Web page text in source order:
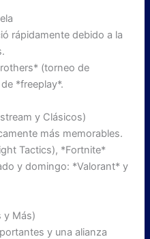
rápidamente debido a la
(torneo de
*freeplay*.
y Clásicos)
más memorables.
Tactics), *Fortnite*
y domingo: *Valorant* y
y Más)
y una alianza